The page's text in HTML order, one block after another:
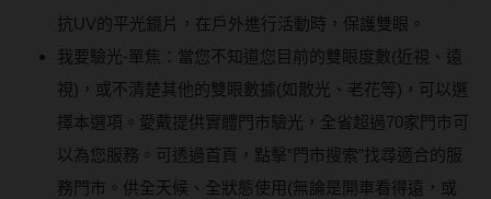
抗UV的平光鏡片，在戶外進行活動時，保護雙眼。
我要驗光-單焦：當您不知道您目前的雙眼度數(近視、遠
視)，或不清楚其他的雙眼數據(如散光、老花等)，可以選
擇本選項。愛戴提供實體門市驗光，全省超過70家門市可
以為您服務。可透過首頁，點擊”門市搜索”找尋適合的服
務門市。供全天候、全狀態使用(無論是開車看得遠，或